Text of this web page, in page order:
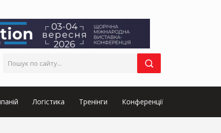
Логістика Тренінги Конференції